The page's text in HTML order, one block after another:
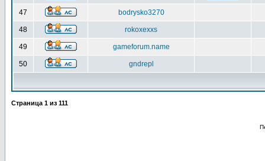
47 bodrysko3270
48 rokoxexxs
49 gameforum.name
50 gndrepl
Страница 1 из 111